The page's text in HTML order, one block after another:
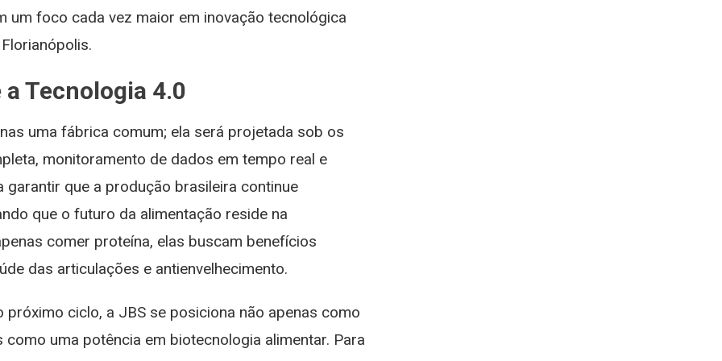
um foco cada vez maior em inovação tecnológica
Tecnologia 4.0
uma fábrica comum; ela será projetada sob os
monitoramento de dados em tempo real e
garantir que a produção brasileira continue
que o futuro da alimentação reside na
comer proteína, elas buscam benefícios
das articulações e antienvelhecimento.
ciclo, a JBS se posiciona não apenas como
uma potência em biotecnologia alimentar. Para